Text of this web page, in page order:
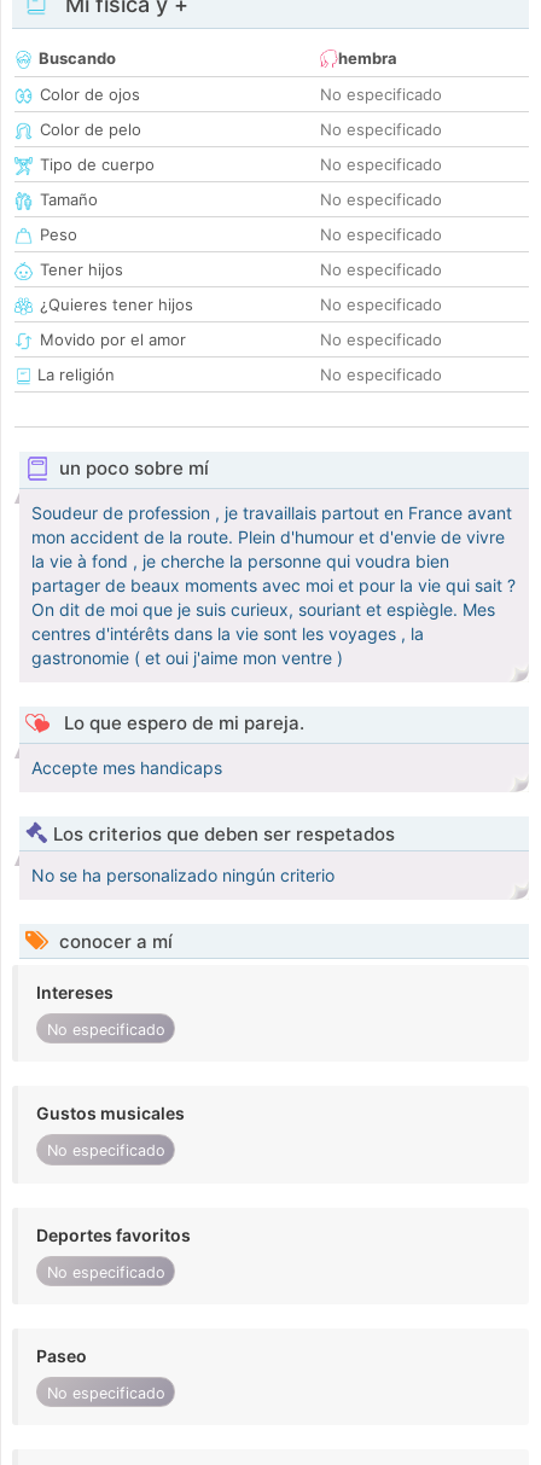
Buscando
hembra
Color de ojos
No especificado
Color de pelo
No especificado
Tipo de cuerpo
No especificado
Tamaño
No especificado
Peso
No especificado
Tener hijos
No especificado
¿Quieres tener hijos
No especificado
Movido por el amor
No especificado
La religión
No especificado
un poco sobre mí
Soudeur de profession , je travaillais partout en France avant
mon accident de la route. Plein d'humour et d'envie de vivre
la vie à fond , je cherche la personne qui voudra bien
partager de beaux moments avec moi et pour la vie qui sait ?
On dit de moi que je suis curieux, souriant et espiègle. Mes
centres d'intérêts dans la vie sont les voyages , la
gastronomie ( et oui j'aime mon ventre )
Lo que espero de mi pareja.
Accepte mes handicaps
Los criterios que deben ser respetados
No se ha personalizado ningún criterio
conocer a mí
Intereses
No especificado
Gustos musicales
No especificado
Deportes favoritos
No especificado
Paseo
No especificado